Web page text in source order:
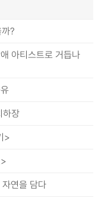
?
아티스트로 거듭나
하장
>
연을 담다